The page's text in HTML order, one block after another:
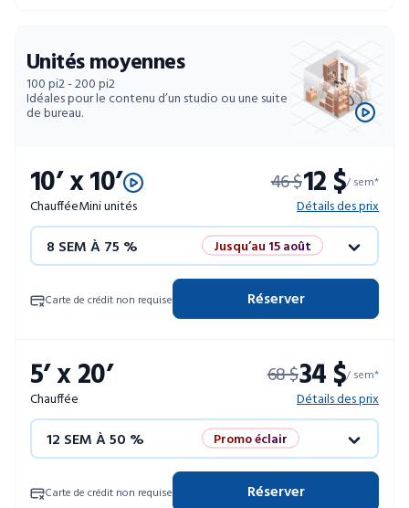
Unités moyennes
100 pi2 - 200 pi2
Idéales pour le contenu d’un studio ou une suite
de bureau.
10’ x 10’
ChaufféeMini unités
46 $12 $/ sem*
Détails des prix
8 SEM À 75 % Jusqu’au 15 août
Promo éclair
52 SEM À 10 %
Carte de crédit non requise Réserver
5’ x 20’
Chauffée
68 $34 $/ sem*
Détails des prix
12 SEM À 50 % Promo éclair
Unités limitées
Carte de crédit non requise Réserver